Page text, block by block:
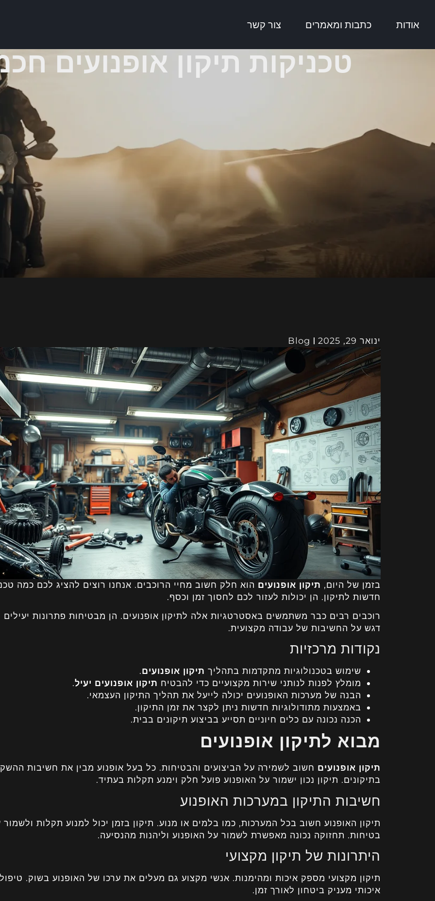
אודות כתבות ומאמרים צור קשר
טכניקות תיקון אופנועים
ינואר 29, 2025 Blog
בזמן של היום, תיקון אופנועים הוא חלק חשוב מחיי הרוכבים. אנחנו רוצים להציג לכם כמה
חדשות לתיקון. הן יכולות לעזור לכם לחסוך זמן וכסף.
רוכבים רבים כבר משתמשים באסטרטגיות אלה לתיקון אופנועים. הן מבטיחות פתרונות יעילים
דגש על החשיבות של עבודה מקצועית.
נקודות מרכזיות
שימוש בטכנולוגיות מתקדמות בתהליך תיקון אופנועים.
מומלץ לפנות לנותני שירות מקצועיים כדי להבטיח תיקון אופנועים יעיל.
הבנה של מערכות האופנועים יכולה לייעל את תהליך התיקון העצמאי.
באמצעות מתודולוגיות חדשות ניתן לקצר את זמן התיקון.
הכנה נכונה עם כלים חיוניים תסייע בביצוע תיקונים בבית.
מבוא לתיקון אופנועים
תיקון אופנועים חשוב לשמירה על הביצועים והבטיחות. כל בעל אופנוע מבין את חשיבות
בתיקונים. תיקון נכון ישמור על האופנוע פועל חלק וימנע תקלות בעתיד.
חשיבות התיקון במערכות האופנוע
תיקון האופנוע חשוב בכל המערכות, כמו בלמים או מנוע. תיקון בזמן יכול למנוע תקלות ולשמור
בטיחות. תחזוקה נכונה מאפשרת לשמור על האופנוע וליהנות מהנסיעה.
היתרונות של תיקון מקצועי
תיקון מקצועי מספק איכות ומהימנות. אנשי מקצוע גם מעלים את ערכו של האופנוע בשוק. טיפול
איכותי מעניק ביטחון לאורך זמן.